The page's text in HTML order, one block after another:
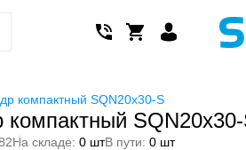
компактный SQN20x30-S
На складе: 0 штВ пути: 0 шт